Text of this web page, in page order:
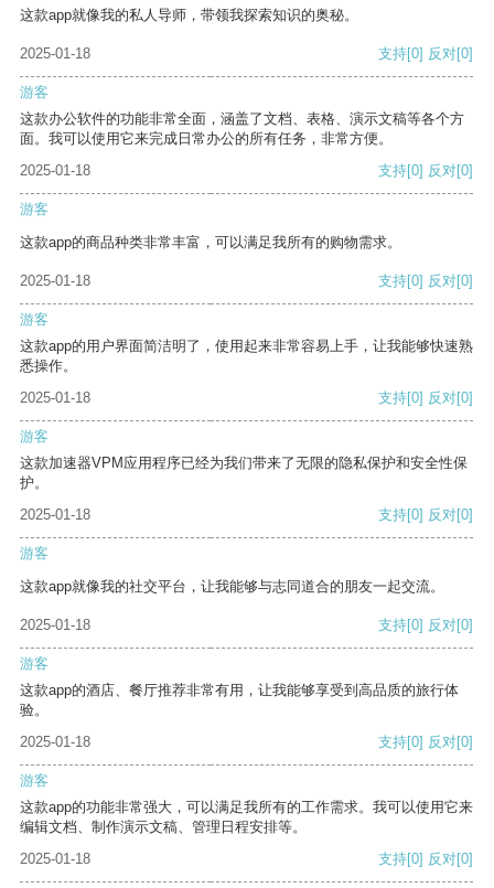
这款app就像我的私人导师，带领我探索知识的奥秘。
2025-01-18 支持[0] 反对[0]
游客
这款办公软件的功能非常全面，涵盖了文档、表格、演示文稿等各个方
面。我可以使用它来完成日常办公的所有任务，非常方便。
2025-01-18
支持[0] 反对[0]
游客
这款app的商品种类非常丰富，可以满足我所有的购物需求。
2025-01-18 支持[0] 反对[0]
游客
这款app的用户界面简洁明了，使用起来非常容易上手，让我能够快速熟
悉操作。
2025-01-18
支持[0] 反对[0]
游客
这款加速器VPM应用程序已经为我们带来了无限的隐私保护和安全性保
护。
2025-01-18
支持[0] 反对[0]
游客
这款app就像我的社交平台，让我能够与志同道合的朋友一起交流。
2025-01-18 支持[0] 反对[0]
游客
这款app的酒店、餐厅推荐非常有用，让我能够享受到高品质的旅行体
验。
2025-01-18
支持[0] 反对[0]
游客
这款app的功能非常强大，可以满足我所有的工作需求。我可以使用它来
编辑文档、制作演示文稿、管理日程安排等。
2025-01-18
支持[0] 反对[0]